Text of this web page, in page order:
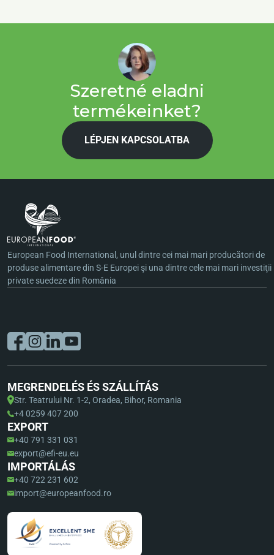
Szeretné eladni
termékeinket?
LÉPJEN KAPCSOLATBA
European Food International, unul dintre cei mai mari producători de
produse alimentare din S-E Europei şi una dintre cele mai mari investiţii
private suedeze din România
MEGRENDELÉS ÉS SZÁLLÍTÁS
Str. Teatrului Nr. 1-2, Oradea, Bihor, Romania
+4 0259 407 200
EXPORT
+40 791 331 031
export@efi-eu.eu
IMPORTÁLÁS
+40 722 231 602
import@europeanfood.ro